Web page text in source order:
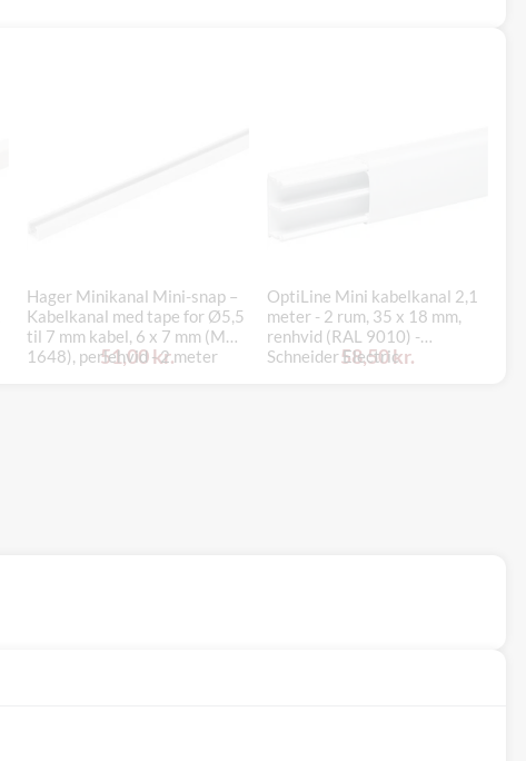
Hager Minikanal Mini-snap –
Kabelkanal med tape for Ø5,5
til 7 mm kabel, 6 x 7 mm (M
1648), perlehvid - 2 meter
51,00 kr.
OptiLine Mini kabelkanal 2,1
meter - 2 rum, 35 x 18 mm,
renhvid (RAL 9010) -
Schneider Electric
58,50 kr.